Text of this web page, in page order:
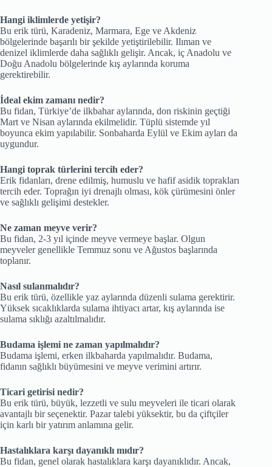
Hangi iklimlerde yetişir?
Bu erik türü, Karadeniz, Marmara, Ege ve Akdeniz
bölgelerinde başarılı bir şekilde yetiştirilebilir. Ilıman ve
denizel iklimlerde daha sağlıklı gelişir. Ancak, iç Anadolu ve
Doğu Anadolu bölgelerinde kış aylarında koruma
gerektirebilir.
İdeal ekim zamanı nedir?
Bu fidan, Türkiye’de ilkbahar aylarında, don riskinin geçtiği
Mart ve Nisan aylarında ekilmelidir. Tüplü sistemde yıl
boyunca ekim yapılabilir. Sonbaharda Eylül ve Ekim ayları da
uygundur.
Hangi toprak türlerini tercih eder?
Erik fidanları, drene edilmiş, humuslu ve hafif asidik toprakları
tercih eder. Toprağın iyi drenajlı olması, kök çürümesini önler
ve sağlıklı gelişimi destekler.
Ne zaman meyve verir?
Bu fidan, 2-3 yıl içinde meyve vermeye başlar. Olgun
meyveler genellikle Temmuz sonu ve Ağustos başlarında
toplanır.
Nasıl sulanmalıdır?
Bu erik türü, özellikle yaz aylarında düzenli sulama gerektirir.
Yüksek sıcaklıklarda sulama ihtiyacı artar, kış aylarında ise
sulama sıklığı azaltılmalıdır.
Budama işlemi ne zaman yapılmalıdır?
Budama işlemi, erken ilkbaharda yapılmalıdır. Budama,
fidanın sağlıklı büyümesini ve meyve verimini artırır.
Ticari getirisi nedir?
Bu erik türü, büyük, lezzetli ve sulu meyveleri ile ticari olarak
avantajlı bir seçenektir. Pazar talebi yüksektir, bu da çiftçiler
için karlı bir yatırım anlamına gelir.
Hastalıklara karşı dayanıklı mıdır?
Bu fidan, genel olarak hastalıklara karşı dayanıklıdır. Ancak,